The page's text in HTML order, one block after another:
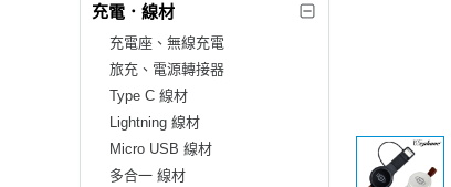
充電．線材
充電座、無線充電
旅充、電源轉接器
Type C 線材
Lightning 線材
Micro USB 線材
多合一 線材